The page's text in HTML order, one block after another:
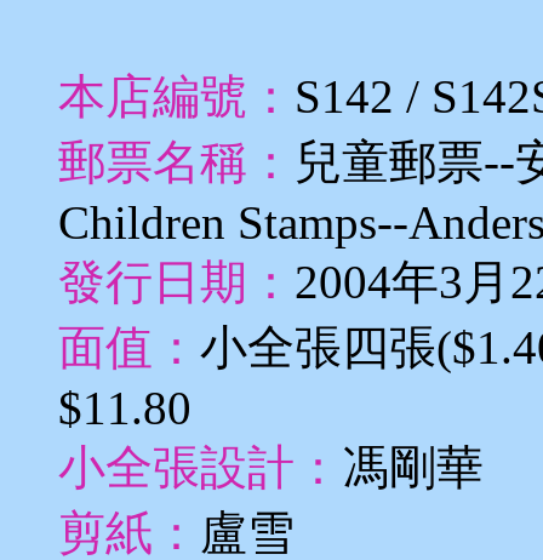
本店編號： S142 /
郵票名稱： 兒童郵票--
Children Stamps--
發行日期： 2004年3月
面值： 小全張四張
$11.80
小全張設計： 馮剛華
剪紙： 盧雪